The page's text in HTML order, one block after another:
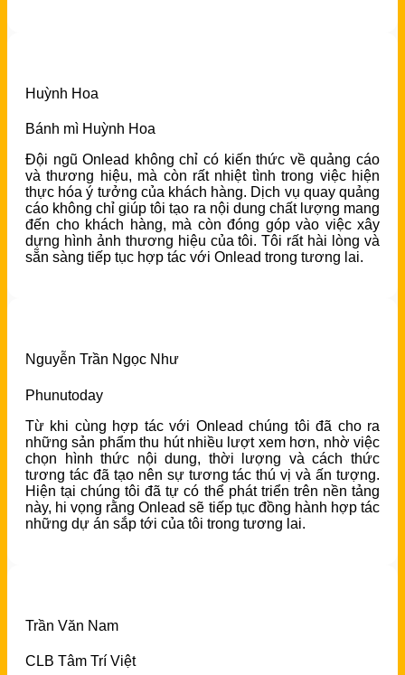
Huỳnh Hoa
Bánh mì Huỳnh Hoa
Đội ngũ Onlead không chỉ có kiến thức về quảng cáo
và thương hiệu, mà còn rất nhiệt tình trong việc hiện
thực hóa ý tưởng của khách hàng. Dịch vụ quay quảng
cáo không chỉ giúp tôi tạo ra nội dung chất lượng mang
đến cho khách hàng, mà còn đóng góp vào việc xây
dựng hình ảnh thương hiệu của tôi. Tôi rất hài lòng và
sẵn sàng tiếp tục hợp tác với Onlead trong tương lai.
Nguyễn Trần Ngọc Như
Phunutoday
Từ khi cùng hợp tác với Onlead chúng tôi đã cho ra
những sản phẩm thu hút nhiều lượt xem hơn, nhờ việc
chọn hình thức nội dung, thời lượng và cách thức
tương tác đã tạo nên sự tương tác thú vị và ấn tượng.
Hiện tại chúng tôi đã tự có thể phát triển trên nền tảng
này, hi vọng rằng Onlead sẽ tiếp tục đồng hành hợp tác
những dự án sắp tới của tôi trong tương lai.
Trần Văn Nam
CLB Tâm Trí Việt